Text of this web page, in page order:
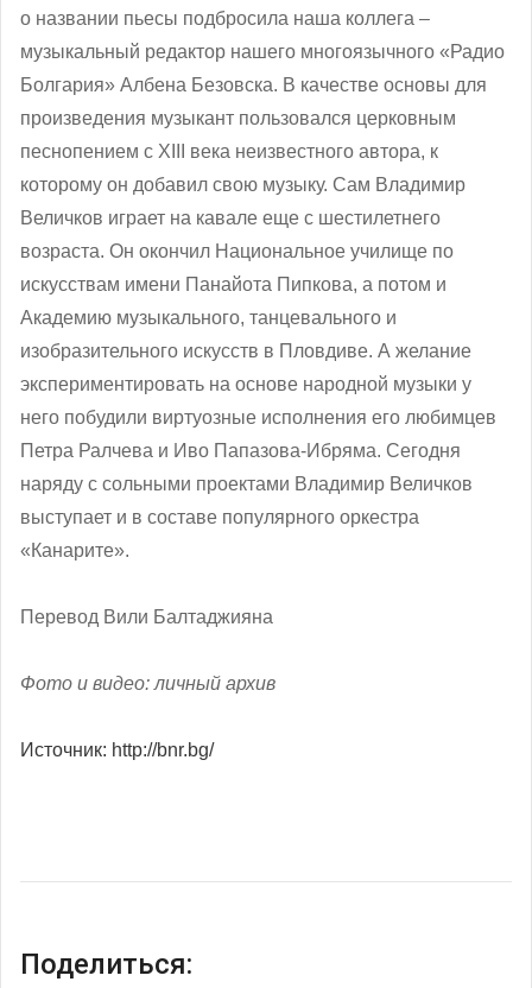
о названии пьесы подбросила наша коллега –
музыкальный редактор нашего многоязычного «Радио
Болгария» Албена Безовска. В качестве основы для
произведения музыкант пользовался церковным
песнопением с ХІІІ века неизвестного автора, к
которому он добавил свою музыку. Сам Владимир
Величков играет на кавале еще с шестилетнего
возраста. Он окончил Национальное училище по
искусствам имени Панайота Пипкова, а потом и
Академию музыкального, танцевального и
изобразительного искусств в Пловдиве. А желание
экспериментировать на основе народной музыки у
него побудили виртуозные исполнения его любимцев
Петра Ралчева и Иво Папазова-Ибряма. Сегодня
наряду с сольными проектами Владимир Величков
выступает и в составе популярного оркестра
«Канарите».
Перевод Вили Балтаджияна
Фото и видео: личный архив
Источник: http://bnr.bg/
Поделиться: